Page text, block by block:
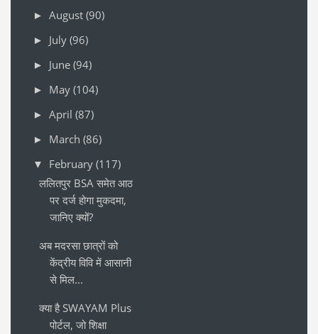
► August (90)
► July (96)
► June (94)
► May (104)
► April (87)
► March (86)
▼ February (117)
ललितपुर BSA समेत आठ
पर दर्ज होगा मुकदमा,
जानिए क्यों?
अब मदरसा छात्रों को
केंद्रीय विवि में आसानी
से मिल...
क्या है SWAYAM Plus
पोर्टल, जो शिक्षा